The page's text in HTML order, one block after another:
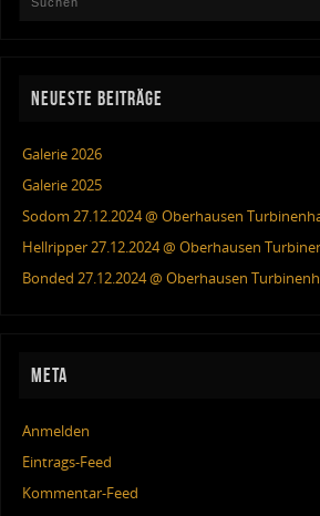
NEUESTE BEITRÄGE
Galerie 2026
Galerie 2025
Sodom 27.12.2024 @ Oberhausen
Hellripper 27.12.2024 @ Oberhausen
Bonded 27.12.2024 @ Oberhausen
META
Anmelden
Eintrags-Feed
Kommentar-Feed